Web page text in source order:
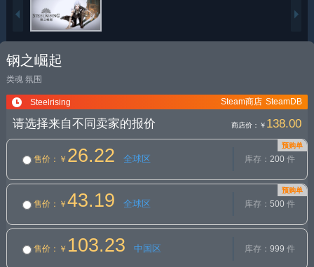
钢之崛起
类魂 氛围
Steelrising SteamDB
Steam商店
请选择来自不同卖家的报价 商店价： ￥ 138.00
预购单
售价 ：￥ 26.22 全球区 库存： 200件
预购单
售价 ：￥43.19 全球区 库存： 500件
售价 ：￥ 103.23 中国区 库存： 999 件